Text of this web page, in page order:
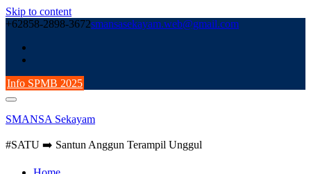
Skip to content
+62858-2898-3672smansasekayam.web@gmail.com
Info SPMB 2025
SMANSA Sekayam
#SATU ➡️ Santun Anggun Terampil Unggul